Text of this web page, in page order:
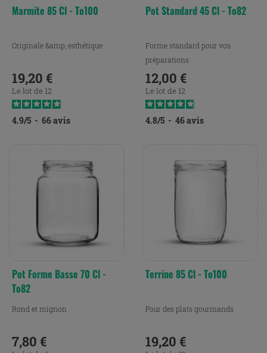
Marmite 85 Cl - To100
Originale &amp; esthétique
Prix
19,20 €
Le lot de 12
4.9/5 - 66avis
Pot Standard 45 Cl - To82
Forme standard pour vos
préparations
Prix
12,00 €
Le lot de 12
4.8/5 - 46avis
Pot Forme Basse 70 Cl -
To82
Rond et mignon
Prix
7,80 €
Terrine 85 Cl - To100
Pour des plats gourmands
Prix
19,20 €